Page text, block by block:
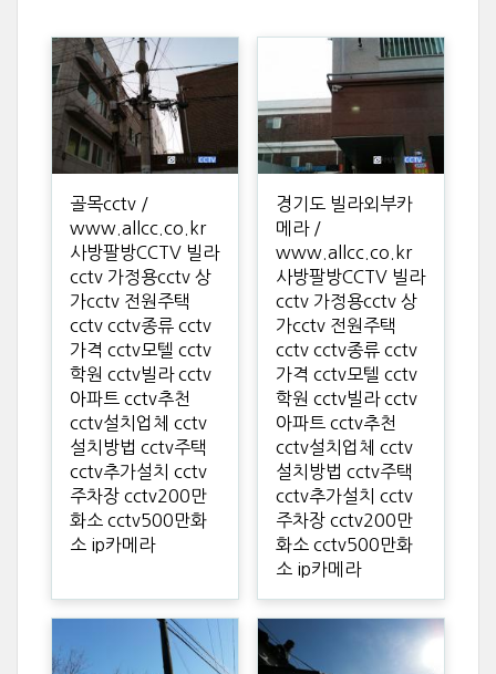
골목cctv /
www.allcc.co.kr
사방팔방CCTV 빌라
cctv 가정용cctv 상
가cctv 전원주택
cctv cctv종류 cctv
가격 cctv모텔 cctv
학원 cctv빌라 cctv
아파트 cctv추천
cctv설치업체 cctv
설치방법 cctv주택
cctv추가설치 cctv
주차장 cctv200만
화소 cctv500만화
소 ip카메라
경기도 빌라외부카
메라 /
www.allcc.co.kr
사방팔방CCTV 빌라
cctv 가정용cctv 상
가cctv 전원주택
cctv cctv종류 cctv
가격 cctv모텔 cctv
학원 cctv빌라 cctv
아파트 cctv추천
cctv설치업체 cctv
설치방법 cctv주택
cctv추가설치 cctv
주차장 cctv200만
화소 cctv500만화
소 ip카메라